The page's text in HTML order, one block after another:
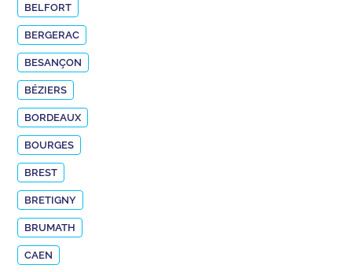
BELFORT
BERGERAC
BESANÇON
BÉZIERS
BORDEAUX
BOURGES
BREST
BRETIGNY
BRUMATH
CAEN